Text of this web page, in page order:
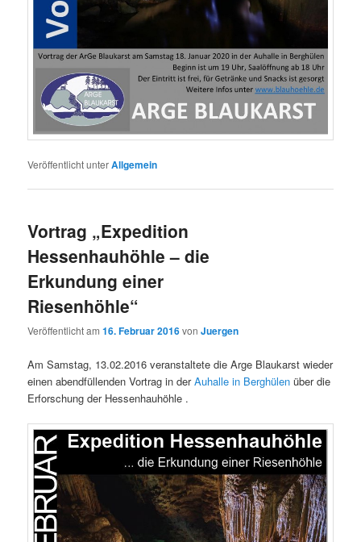
Veröffentlicht unterAllgemein
Vortrag „Expedition
Hessenhauhöhle – die
Erkundung einer
Riesenhöhle“
Veröffentlicht am16. Februar 2016vonJuergen
Am Samstag, 13.02.2016 veranstaltete die Arge Blaukarst wieder
einen abendfüllenden Vortrag in derAuhalle in Berghülen über die
Erforschung der Hessenhauhöhle .